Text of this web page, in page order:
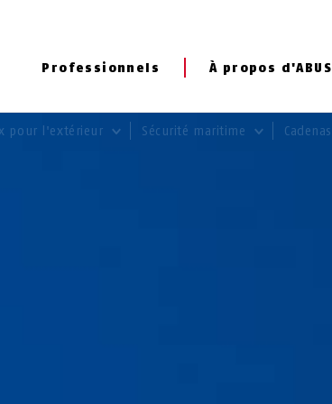
Professionnels À propos d'ABUS
pour l'extérieur Sécurité maritime Cadenas